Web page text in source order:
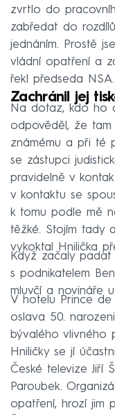
zvrtlo do
zabředat do
jednáním. Prostě
vládní opatření a
řekl předseda NSA.
Zachránil jej
Na dotaz, kdo ho
odpověděl, že
známému a při té
se zástupci
pravidelně v
v kontaktu se
k tomu podle mě
těžké. Stojím tady
vykoktal Hnilička
Když začaly
s podnikatelem
mluvčí a novináře
V hotelu Prince
oslava 50.
bývalého vlivného
Hniličky se jí
České televize Jiří
Paroubek.
opatření, hrozí jim